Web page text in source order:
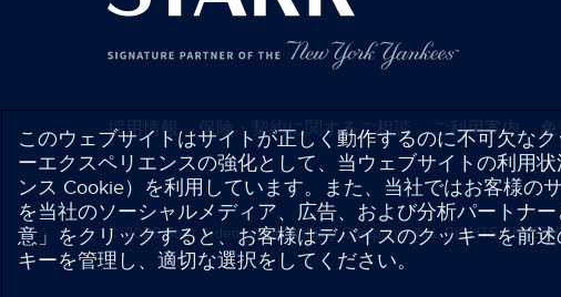
採用情報 保険・契約に関するご相談 ご利用案内
© 2026Starr Indemnity & Liability Company ALL RIGHTS
このウェブサイトはサイトが正しく動作するのに不可欠な
ーエクスペリエンスの強化として、当ウェブサイトの利用
ンス Cookie）を利用しています。また、当社ではお客様の
を当社のソーシャルメディア、広告、および分析パートナ
意」をクリックすると、お客様はデバイスのクッキーを前
キーを管理し、適切な選択をしてください。